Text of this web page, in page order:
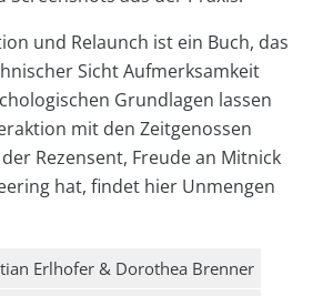
und Relaunch ist ein Buch, das
Sicht Aufmerksamkeit
Grundlagen lassen
mit den Zeitgenossen
Rezensent, Freude an Mitnick
hat, findet hier Unmengen
Erlhofer & Dorothea Brenner